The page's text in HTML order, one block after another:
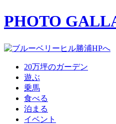
PHOTO
20万坪のガーデン
遊ぶ
乗馬
食べる
泊まる
イベント